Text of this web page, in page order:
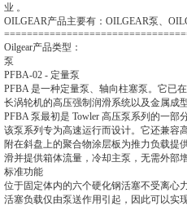
业 。
OILGEAR产品主要有：OILGEAR泵、
Oilgear产品类型：
泵
PFBA-02 - 定量泵
PFBA 是一种定量泵、轴向柱塞泵。它已
长涡轮机的高压强制润滑系统以及金属成
PFBA 泵最初是 Towler 高压泵系列的一
该泵系列专为高速运行而设计。它还兼容
附在斜盘上的聚合物涂层板为推力负载提
滑并提供箱体流量，冷却主泵，无需外部
标准功能
位于固定体内的六个硬化钢活塞不受离心
活塞负载仅由泵送作用引起，因此可以实